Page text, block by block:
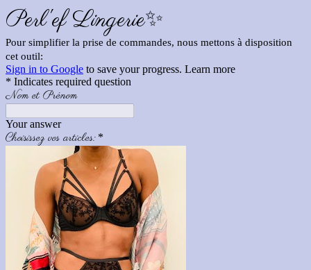
Perl'ef Lingerie✨
Pour simplifier la prise de commandes, nous mettons à disposition
cet outil:
Sign in to Google to save your progress. Learn more
* Indicates required question
Nom et Prénom
Your answer
Choisissez vos articles:*